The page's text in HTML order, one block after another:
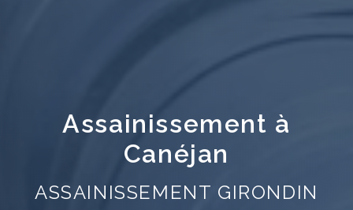
Assainissement à
Canéjan
ASSAINISSEMENT GIRONDIN